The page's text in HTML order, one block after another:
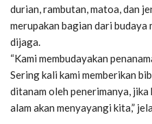
durian, rambutan, matoa, dan
merupakan bagian dari budaya
dijaga.
“Kami membudayakan
Sering kali kami memberikan
ditanam oleh penerimanya,
alam akan menyayangi kita,”